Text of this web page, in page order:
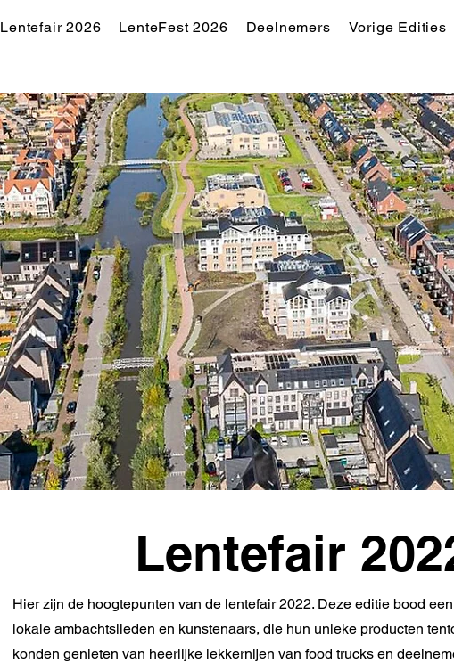
Lentefair 2026 LenteFest 2026 Deelnemers Vorige Edities
Lentefair
Hier zijn de hoogtepunten van de lentefair 2022. Deze editie bood
lokale ambachtslieden en kunstenaars, die hun unieke producten
konden genieten van heerlijke lekkernijen van food trucks en